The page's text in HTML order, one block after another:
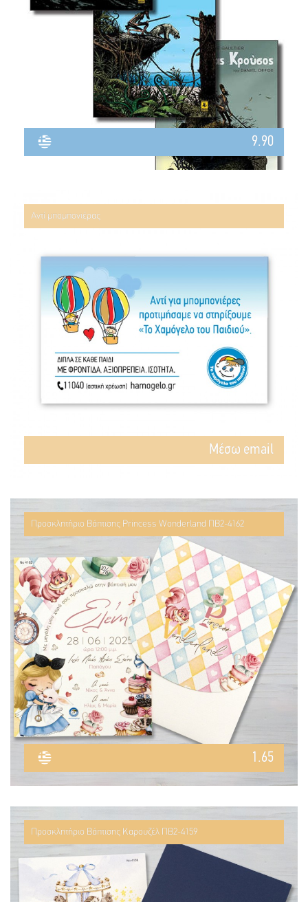
9.90
Αντί μπομπονιέρας
Mέσω email
Προσκλητήριο Βάπτισης Princess Wonderland ΠΒ2-4162
1.65
Προσκλητήριο Βάπτισης Καρουζέλ ΠΒ2-4159